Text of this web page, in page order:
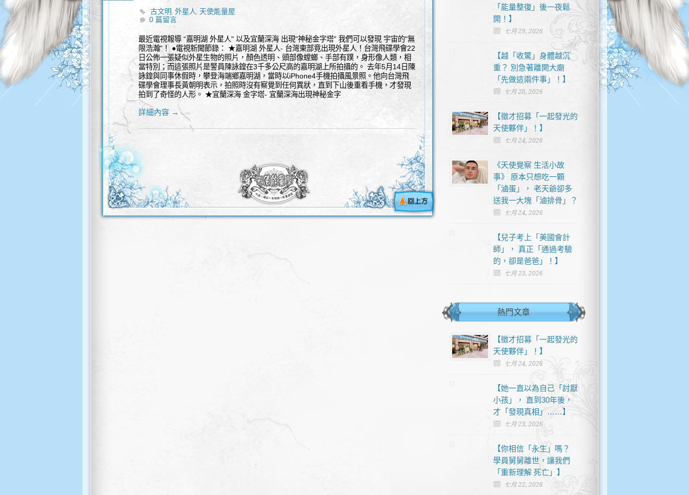
古文明, 外星人, 天使能量屋
0 篇留言
最近電視報導 “嘉明湖 外星人" 以及宜蘭深海 出現"神秘金字塔" 我們可以發現 宇宙的"無
限浩瀚"！ ●電視新聞節錄： ★嘉明湖 外星人- 台灣東部竟出現外星人！台灣飛碟學會22
日公佈一張疑似外星生物的照片，顏色透明、頭部像螳螂、手部有蹼，身形像人類，相
當特別；而這張照片是警員陳詠鍠在3千多公尺高的嘉明湖上所拍攝的。 去年5月14日陳
詠鍠與同事休假時，攀登海端鄉嘉明湖，當時以iPhone4手機拍攝風景照。他向台灣飛
碟學會理事長黃朝明表示，拍照時沒有察覺到任何異狀，直到下山後重看手機，才發現
拍到了奇怪的人形。 ★宜蘭深海 金字塔- 宜蘭深海出現神秘金字
詳細內容 →
「能量整復」後一夜鬆
開！】
七月 29, 2026
【越「收驚」身體越沉
重？ 別急著離開大廟
「先做這兩件事」！】
七月 28, 2026
【徵才招募「一起發光的
天使夥伴」！】
七月 24, 2026
《天使覺察 生活小故
事》 原本只想吃一顆
「滷蛋」， 老天爺卻多
送我一大塊「滷排骨」？
七月 24, 2026
【兒子考上「美國會計
師」， 真正「通過考驗
的，卻是爸爸」！】
七月 23, 2026
熱門文章
【徵才招募「一起發光的
天使夥伴」！】
七月 24, 2026
【她一直以為自己「討厭
小孩」， 直到30年後，
才「發現真相」……】
七月 23, 2026
【你相信「永生」嗎？
學員舅舅離世，讓我們
「重新理解 死亡」】
七月 22, 2026